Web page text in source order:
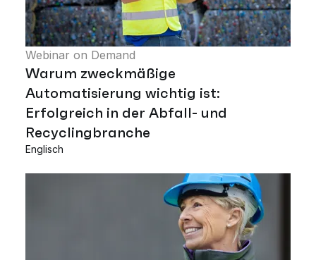
Webinar on Demand
Warum zweckmäßige
Automatisierung wichtig ist:
Erfolgreich in der Abfall- und
Recyclingbranche
Englisch